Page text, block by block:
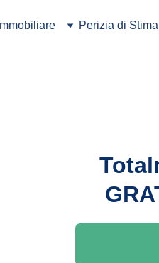
Perizia di Stima